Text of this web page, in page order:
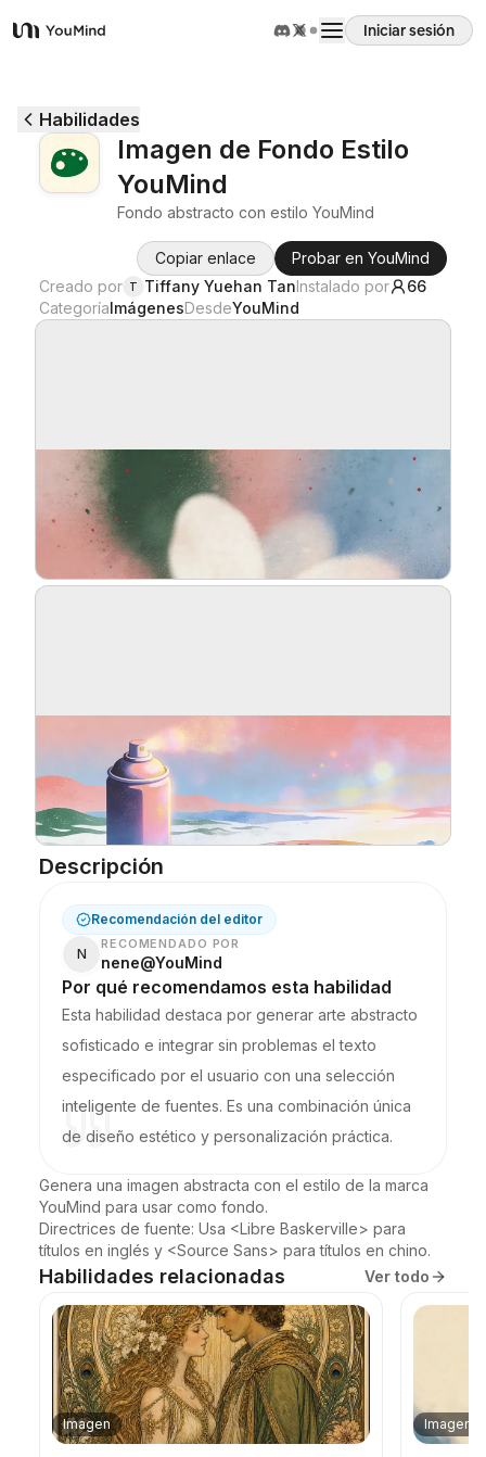
YouMind
Iniciar sesión
Casos de uso
Prompts
Descargar
Blog
Actualizaciones
Habilidades
Imagen de Fondo Estilo
YouMind
Fondo abstracto con estilo YouMind
Copiar enlace
Probar en YouMind
Creado por T Tiffany Yuehan TanInstalado por
66
CategoríaImágenesDesdeYouMind
Descripción
Recomendación del editor
N
RECOMENDADO POR
nene@YouMind
Por qué recomendamos esta habilidad
Esta habilidad destaca por generar arte abstracto
sofisticado e integrar sin problemas el texto
especificado por el usuario con una selección
inteligente de fuentes. Es una combinación única
de diseño estético y personalización práctica.
Genera una imagen abstracta con el estilo de la marca
YouMind para usar como fondo.
Directrices de fuente: Usa <Libre Baskerville> para
títulos en inglés y <Source Sans> para títulos en chino.
Habilidades relacionadas Ver todo
Imagen Imagen